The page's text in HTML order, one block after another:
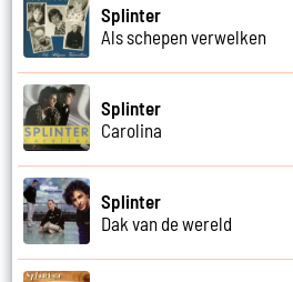
Splinter
Als schepen verwelken
Splinter
Carolina
Splinter
Dak van de wereld